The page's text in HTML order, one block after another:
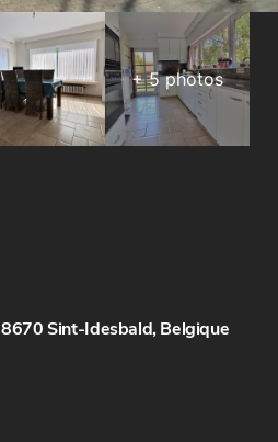
+5photos
8670 Sint-Idesbald, Belgique